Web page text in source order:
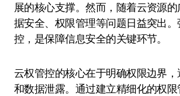
展的核心支撑。然而，随着云资源
据安全、权限管理等问题日益突出
控，是保障信息安全的关键环节。
云权管控的核心在于明确权限边界
和数据泄露。通过建立精细化的权